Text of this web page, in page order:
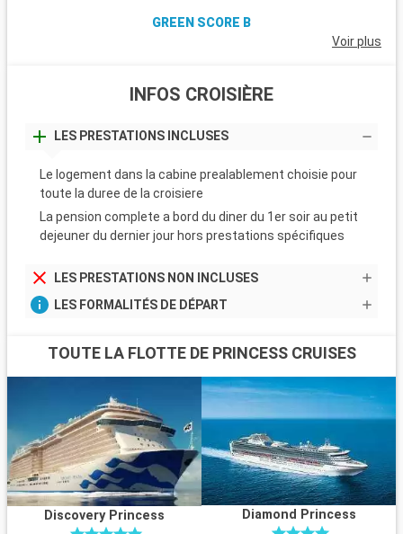
GREEN SCORE B
Voir plus
INFOS CROISIÈRE
LES PRESTATIONS INCLUSES
Le logement dans la cabine prealablement choisie pour
toute la duree de la croisiere
La pension complete a bord du diner du 1er soir au petit
dejeuner du dernier jour hors prestations spécifiques
LES PRESTATIONS NON INCLUSES
LES FORMALITÉS DE DÉPART
TOUTE LA FLOTTE DE PRINCESS CRUISES
Discovery Princess Diamond Princess